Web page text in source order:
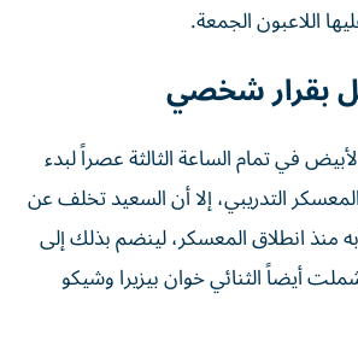
اللاعبون الجمعة.
بقرار شخصي
في تمام الساعة الثالثة عصراً لبدء
التدريبي، إلا أن السعيد تخلف عن
منذ انطلاق المعسكر، لينضم بذلك إلى
أيضاً الثنائي خوان بيزيرا وشيكو